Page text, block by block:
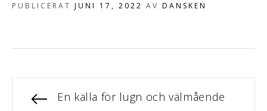
PUBLICERAT JUNI 17, 2022 AV DANSKEN
F
En källa för lugn och välmående